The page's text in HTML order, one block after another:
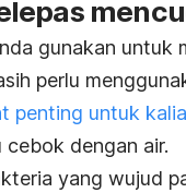
gunakan untuk
perlu
penting untuk
dengan air.
yang wujud